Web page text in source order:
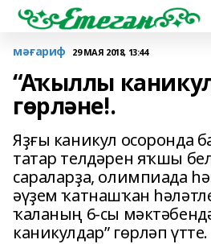
мәғариф 29 МАЯ 2018, 13:44
“Аҡыллы
гөрләне!.
Яҙғы каникул осоронда
татар телдәрен яҡшы
сараларҙа, олимпиада
әүҙем ҡатнашҡан
ҡаланың 6-сы
каникулдар” гөрләп үтте.